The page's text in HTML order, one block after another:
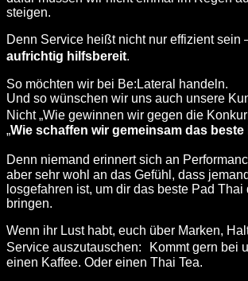
steigen.
Denn Service heißt nicht nur effizient sein
aufrichtig hilfsbereit.
So möchten wir bei Be:Lateral handeln.
Und so wünschen wir uns auch unsere
Nicht „Wie gewinnen wir gegen die
„Wie schaffen wir gemeinsam das beste
Denn niemand erinnert sich an
aber sehr wohl an das Gefühl, dass
losgefahren ist, um dir das beste Pad Thai
bringen.
Wenn ihr Lust habt, euch über Marken,
Service auszutauschen: Kommt gern bei
einen Kaffee. Oder einen Thai Tea.